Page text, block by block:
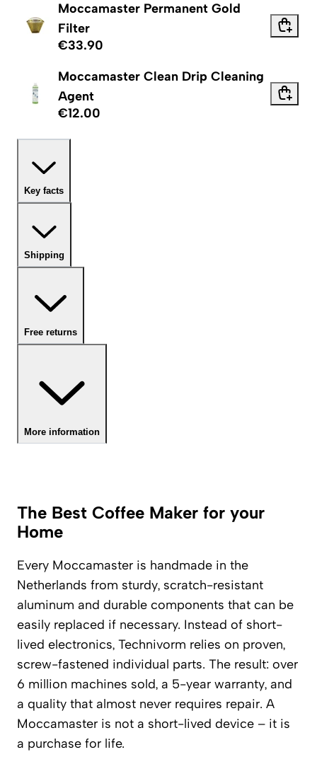
Moccamaster Permanent Gold
Filter
€33.90
Moccamaster Clean Drip Cleaning
Agent
€12.00
Key facts
Shipping
Free returns
More information
The Best Coffee Maker for your
Home
Every Moccamaster is handmade in the
Netherlands from sturdy, scratch-resistant
aluminum and durable components that can be
easily replaced if necessary. Instead of short-
lived electronics, Technivorm relies on proven,
screw-fastened individual parts. The result: over
6 million machines sold, a 5-year warranty, and
a quality that almost never requires repair. A
Moccamaster is not a short-lived device – it is
a purchase for life.